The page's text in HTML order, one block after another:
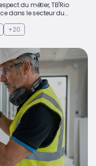
du métier, TB'Rio
dans le secteur du...
+20